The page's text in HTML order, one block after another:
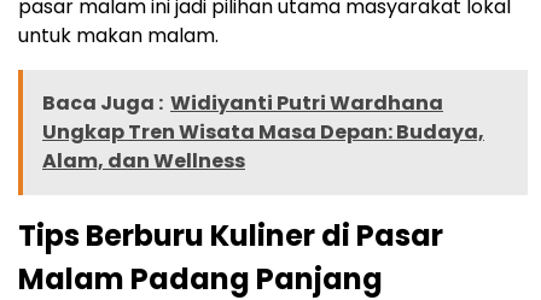
pasar malam ini jadi pilihan utama masyarakat lokal
untuk makan malam.
Baca Juga : Widiyanti Putri Wardhana
Ungkap Tren Wisata Masa Depan: Budaya,
Alam, dan Wellness
Tips Berburu Kuliner di Pasar
Malam Padang Panjang